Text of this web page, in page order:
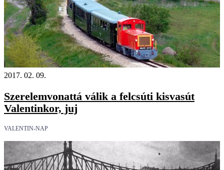
2017. 02. 09.
Szerelemvonattá válik a felcsúti kisvasút
Valentinkor, juj
VALENTIN-NAP